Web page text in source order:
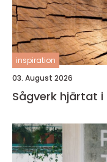
inspiration
03. August 2026
Sågverk